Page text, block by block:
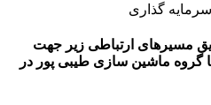
گذاری
مسیرهای ارتباطی زیر جهت
گروه ماشین سازی طیبی پور در